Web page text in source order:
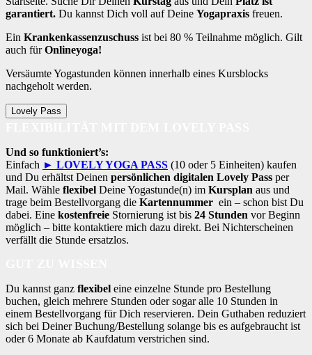
garantiert. Du kannst Dich voll auf Deine Yogapraxis freuen.
Ein Krankenkassenzuschuss ist bei 80 % Teilnahme möglich. Gilt
auch fürOnlineyoga!
Versäumte Yogastunden können innerhalb eines Kursblocks
nachgeholt werden.
Lovely Pass
Und so funktioniert’s:
Einfach ► LOVELY YOGA PASS (10 oder 5 Einheiten) kaufen
und Du erhältst Deinen persönlichen digitalen Lovely Pass per
Mail. Wähle flexibel Deine Yogastunde(n) im Kursplan aus und
trage beim Bestellvorgang die Kartennummer ein – schon bist Du
dabei. Eine kostenfreie Stornierung ist bis 24 Stunden vor Beginn
möglich – bitte kontaktiere mich dazu direkt. Bei Nichterscheinen
verfällt die Stunde ersatzlos.
Du kannst ganz flexibel eine einzelne Stunde pro Bestellung
buchen, gleich mehrere Stunden oder sogar alle 10 Stunden in
einem Bestellvorgang für Dich reservieren. Dein Guthaben reduziert
sich bei Deiner Buchung/Bestellung solange bis es aufgebraucht ist
oder 6 Monate ab Kaufdatum verstrichen sind.